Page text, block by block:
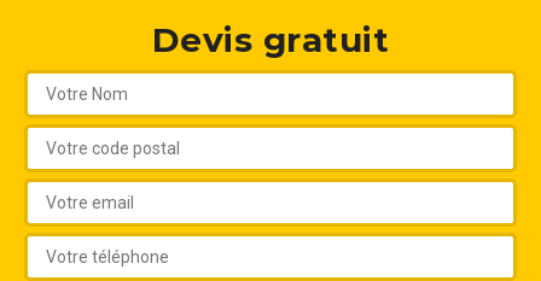
Devis gratuit